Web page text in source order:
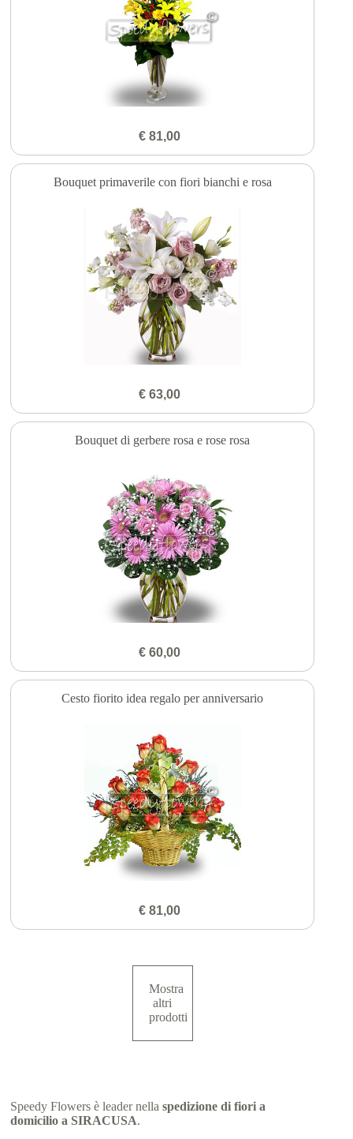
€ 81,00
Bouquet primaverile con fiori bianchi e rosa
€ 63,00
Bouquet di gerbere rosa e rose rosa
€ 60,00
Cesto fiorito idea regalo per anniversario
€ 81,00
Mostra
altri
prodotti
Speedy Flowers è leader nellaspedizione di fiori a
domicilio a SIRACUSA.